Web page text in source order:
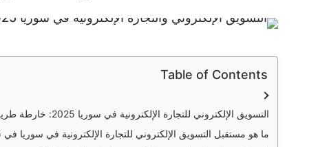
Table of Contents
التسويق الإلكتروني للتجارة الإلكترونية في سوريا 2025: خارطة طريق تقنية للهيمنة الرقمية
ما هو مستقبل التسويق الإلكتروني للتجارة الإلكترونية في سوريا في 2025؟